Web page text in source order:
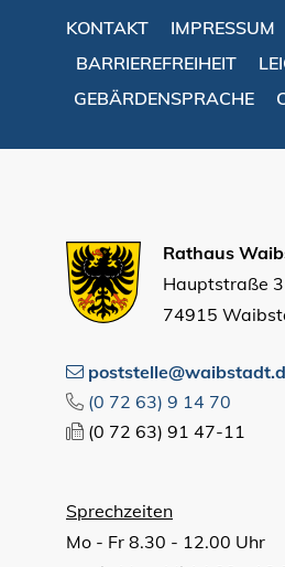
KONTAKT IMPRESSUM
BARRIEREFREIHEIT
GEBÄRDENSPRACHE
Rathaus
Hauptstraße
74915
(0 72 63) 9 14 70
(0 72 63) 91 47-11
Sprechzeiten
Mo - Fr 8.30 - 12.00 Uhr